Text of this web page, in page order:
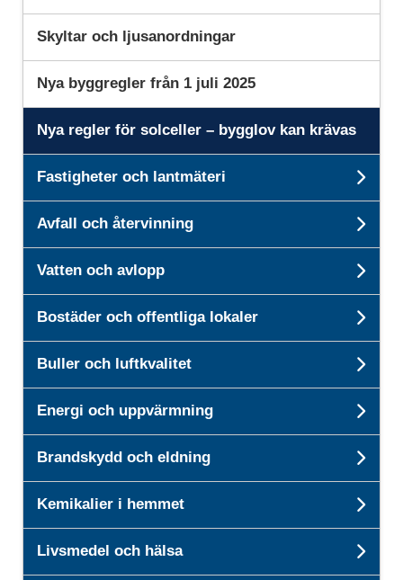
Skyltar och ljusanordningar
Nya byggregler från 1 juli 2025
Nya regler för solceller – bygglov kan krävas
Fastigheter och lantmäteri
Avfall och återvinning
Vatten och avlopp
Bostäder och offentliga lokaler
Buller och luftkvalitet
Energi och uppvärmning
Brandskydd och eldning
Kemikalier i hemmet
Livsmedel och hälsa